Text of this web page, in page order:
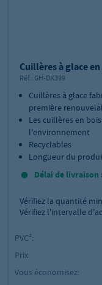
Cuillères à glace
Réf.: GH-DK399
Cuillères à glace
première
Les cuillères en
l'environnement
Recyclables
Longueur du
Délai de livraison
Vérifiez la quantité
Vérifiez l'intervalle
PVC²:
Prix:
Vous économisez: